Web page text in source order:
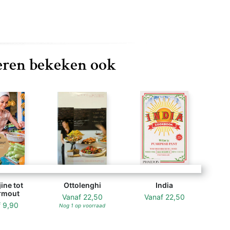
bekeken ook
tot
9,90
Ottolenghi
Vanaf 22,50
Nog 1 op voorraad
India
Vanaf 22,50